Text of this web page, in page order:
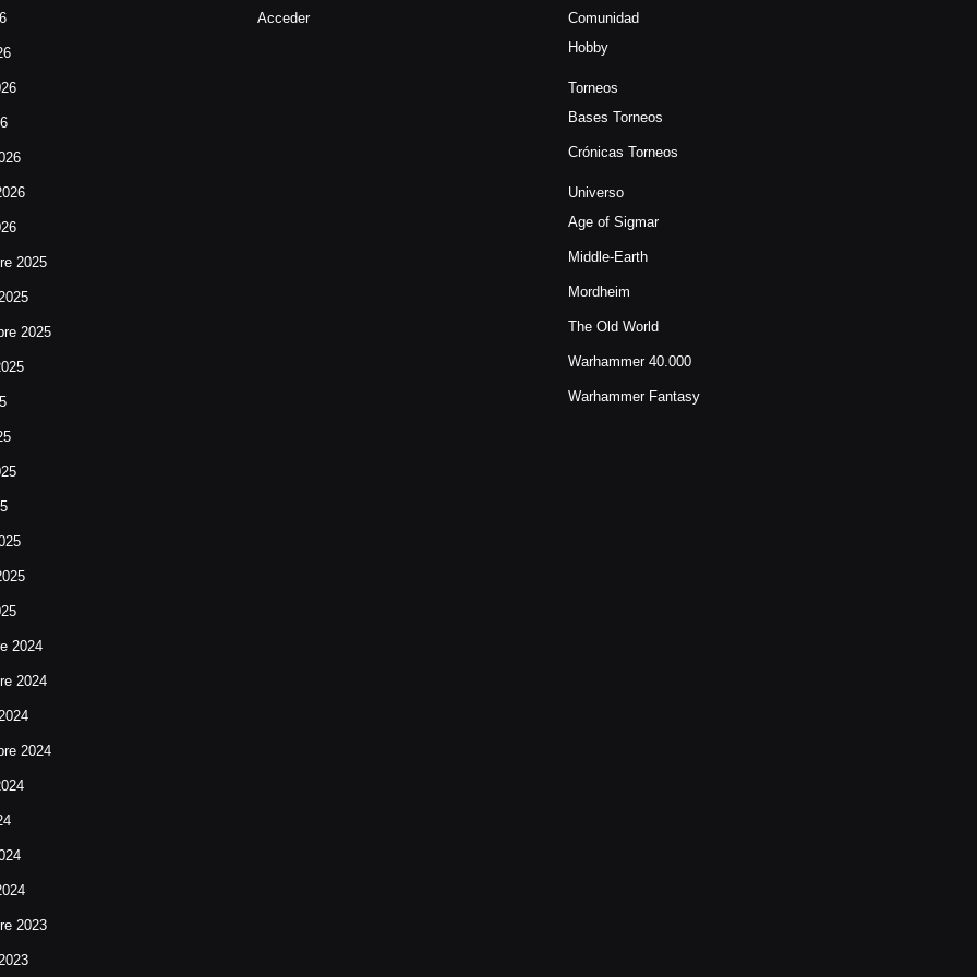
2025
2025
2024
2024
2024
2023
Acceder
Comunidad
Hobby
Torneos
Bases Torneos
Crónicas Torneos
Universo
Age of Sigmar
Middle-Earth
Mordheim
The Old World
Warhammer 40.000
Warhammer Fantasy